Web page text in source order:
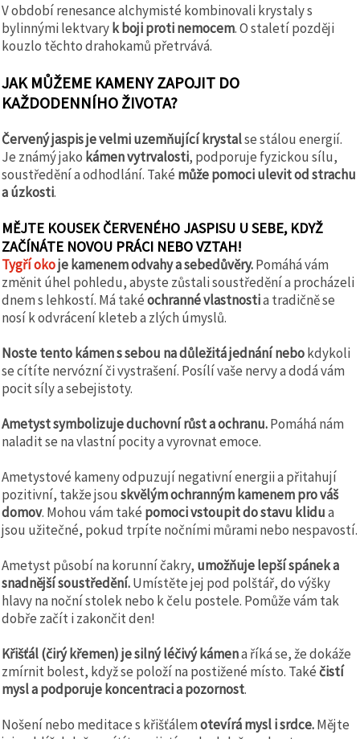
V období renesance alchymisté kombinovali krystaly s
bylinnými lektvaryk boji proti nemocem. O staletí později
kouzlo těchto drahokamů přetrvává.
JAK MŮŽEME KAMENY ZAPOJIT DO
KAŽDODENNÍHO ŽIVOTA?
Červený jaspis je velmi uzemňující krystalse stálou energií.
Je známý jako kámen vytrvalosti, podporuje fyzickou sílu,
soustředění a odhodlání. Také může pomoci ulevit od strachu
a úzkosti.
MĚJTE KOUSEK ČERVENÉHO JASPISU U SEBE, KDYŽ
ZAČÍNÁTE NOVOU PRÁCI NEBO VZTAH!
Tygří okoje kamenem odvahy a sebedůvěry.Pomáhá vám
změnit úhel pohledu, abyste zůstali soustředění a procházeli
dnem s lehkostí. Má takéochranné vlastnostia tradičně se
nosí k odvrácení kleteb a zlých úmyslů.
Noste tento kámen s sebou na důležitá jednání nebokdykoli
se cítíte nervózní či vystrašení. Posílí vaše nervy a dodá vám
pocit síly a sebejistoty.
Ametyst symbolizuje duchovní růst a ochranu.Pomáhá nám
naladit se na vlastní pocity a vyrovnat emoce.
Ametystové kameny odpuzují negativní energii a přitahují
pozitivní, takže jsou skvělým ochranným kamenem pro váš
domov. Mohou vám také pomoci vstoupit do stavu klidua
jsou užitečné, pokud trpíte nočními můrami nebo nespavostí.
Ametyst působí na korunní čakry, umožňuje lepší spánek a
snadnější soustředění.Umístěte jej pod polštář, do výšky
hlavy na noční stolek nebo k čelu postele. Pomůže vám tak
dobře začít i zakončit den!
Křišťál (čirý křemen) je silný léčivý kámena říká se, že dokáže
zmírnit bolest, když se položí na postižené místo. Takéčistí
mysl a podporuje koncentraci a pozornost.
Nošení nebo meditace s křišťálemotevírá mysl i srdce.Mějte